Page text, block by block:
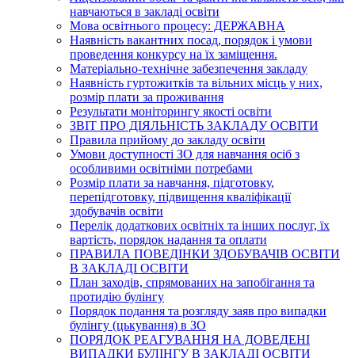
навчаються в закладі освіти
Мова освітнього процесу: ДЕРЖАВНА
Наявність вакантних посад, порядок і умови
проведення конкурсу на їх заміщення.
Матеріально-технічне забезпечення закладу
Наявність гуртожитків та вільних місць у них,
розмір плати за проживання
Результати моніторингу якості освіти
ЗВІТ ПРО ДІЯЛЬНІСТЬ ЗАКЛАДУ ОСВІТИ
Правила прийому до закладу освіти
Умови доступності ЗО для навчання осіб з
особливими освітніми потребами
Розмір плати за навчання, підготовку,
перепідготовку, підвищення кваліфікації
здобувачів освіти
Перелік додаткових освітніх та інших послуг, їх
вартість, порядок надання та оплати
ПРАВИЛА ПОВЕДІНКИ ЗДОБУВАЧІВ ОСВІТИ
В ЗАКЛАДІ ОСВІТИ
План заходів, спрямованих на запобігання та
протидію булінгу
Порядок подання та розгляду заяв про випадки
булінгу (цькування) в ЗО
ПОРЯДОК РЕАГУВАННЯ НА ДОВЕДЕНІ
ВИПАДКИ БУЛІНГУ В ЗАКЛАДІ ОСВІТИ